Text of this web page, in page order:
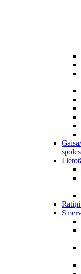
spoles
Ratiņi